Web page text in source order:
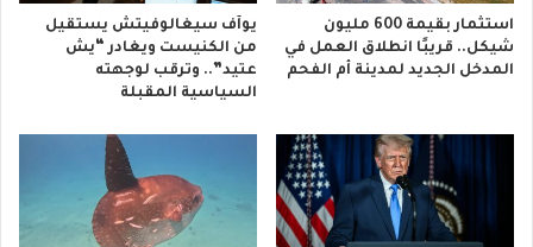
استثمار بقيمة 600 مليون
شيكل.. قريبًا انطلاق العمل في
المدخل الجديد لمدينة أم الفحم
يوآف سيغالوفيتش يستقيل
من الكنيست ويغادر “يش
عتيد”.. وترقب لوجهته
السياسية المقبلة